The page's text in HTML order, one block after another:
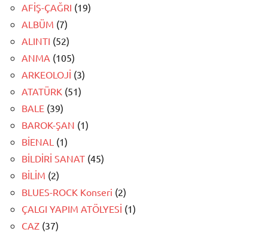
AFİŞ-ÇAĞRI (19)
ALBÜM (7)
ALINTI (52)
ANMA (105)
ARKEOLOJİ (3)
ATATÜRK (51)
BALE (39)
BAROK-ŞAN (1)
BİENAL (1)
BİLDİRİ SANAT (45)
BİLİM (2)
BLUES-ROCK Konseri (2)
ÇALGI YAPIM ATÖLYESİ (1)
CAZ (37)